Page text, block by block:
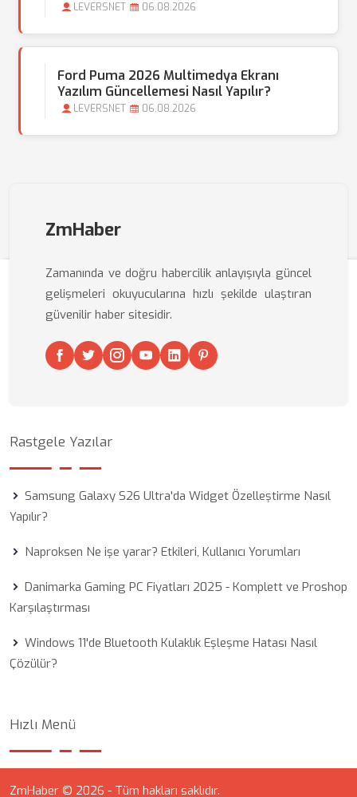
LEVERSNET 06.08.2026
Ford Puma 2026 Multimedya Ekranı
Yazılım Güncellemesi Nasıl Yapılır?
LEVERSNET 06.08.2026
ZmHaber
Zamanında ve doğru habercilik anlayışıyla güncel
gelişmeleri okuyucularına hızlı şekilde ulaştıran
güvenilir haber sitesidir.
Rastgele Yazılar
Samsung Galaxy S26 Ultra'da Widget Özelleştirme Nasıl
Yapılır?
Naproksen Ne işe yarar? Etkileri, Kullanıcı Yorumları
Danimarka Gaming PC Fiyatları 2025 - Komplett ve Proshop
Karşılaştırması
Windows 11'de Bluetooth Kulaklık Eşleşme Hatası Nasıl
Çözülür?
Hızlı Menü
ZmHaber © 2026 - Tüm hakları saklıdır.